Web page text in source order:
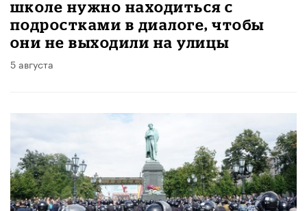
школе нужно находиться с
подростками в диалоге, чтобы
они не выходили на улицы
5 августа